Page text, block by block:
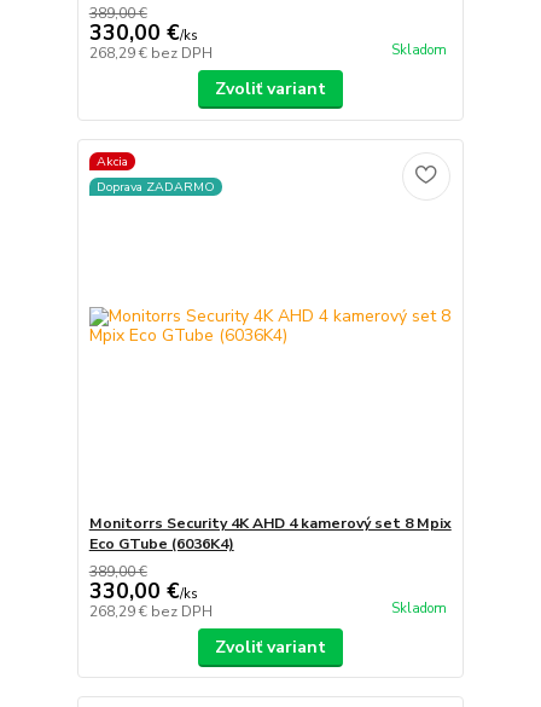
389,00 €
330,00 €/ks
268,29 € bez DPH Skladom
Zvoliť variant
Akcia
Doprava ZADARMO
Monitorrs Security 4K AHD 4 kamerový set 8 Mpix
Eco GTube (6036K4)
389,00 €
330,00 €/ks
268,29 € bez DPH Skladom
Zvoliť variant